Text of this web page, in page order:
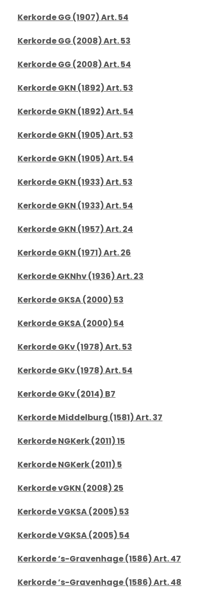
Kerkorde GG (1907) Art. 54
Kerkorde GG (2008) Art. 53
Kerkorde GG (2008) Art. 54
Kerkorde GKN (1892) Art. 53
Kerkorde GKN (1892) Art. 54
Kerkorde GKN (1905) Art. 53
Kerkorde GKN (1905) Art. 54
Kerkorde GKN (1933) Art. 53
Kerkorde GKN (1933) Art. 54
Kerkorde GKN (1957) Art. 24
Kerkorde GKN (1971) Art. 26
Kerkorde GKNhv (1936) Art. 23
Kerkorde GKSA (2000) 53
Kerkorde GKSA (2000) 54
Kerkorde GKv (1978) Art. 53
Kerkorde GKv (1978) Art. 54
Kerkorde GKv (2014) B7
Kerkorde Middelburg (1581) Art. 37
Kerkorde NGKerk (2011) 15
Kerkorde NGKerk (2011) 5
Kerkorde vGKN (2008) 25
Kerkorde VGKSA (2005) 53
Kerkorde VGKSA (2005) 54
Kerkorde ’s-Gravenhage (1586) Art. 47
Kerkorde ’s-Gravenhage (1586) Art. 48